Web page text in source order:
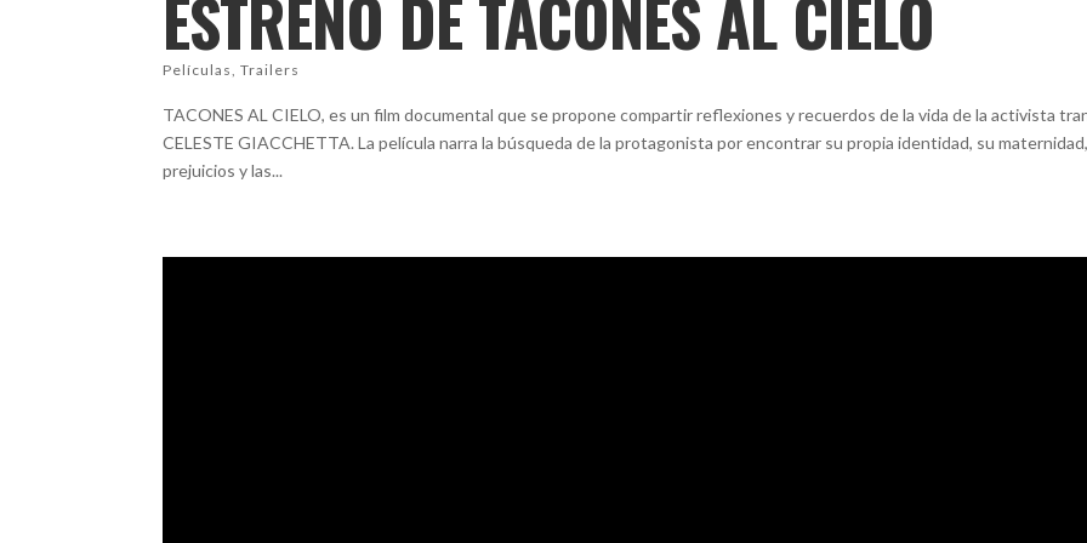
ESTRENO DE TACONES AL CIELO
Películas,Trailers
TACONES AL CIELO, es un film documental que se propone compartir reflexiones y recuerdos de la vida de la activista
CELESTE GIACCHETTA. La película narra la búsqueda de la protagonista por encontrar su propia identidad, su
prejuicios y las...